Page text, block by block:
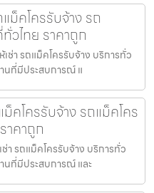
ม็คโครรับจ้าง รถ
วไทย ราคาถูก
ช่า รถแม็คโครรับจ้าง บริการทั่ว
นที่มีประสบการณ์ แ
ม็คโครรับจ้าง รถแม็คโคร
าคาถูก
ช่า รถแม็คโครรับจ้าง บริการทั่ว
นที่มีประสบการณ์ และ